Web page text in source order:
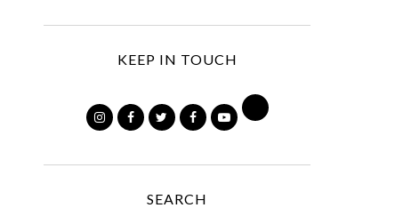
KEEP IN TOUCH
SEARCH